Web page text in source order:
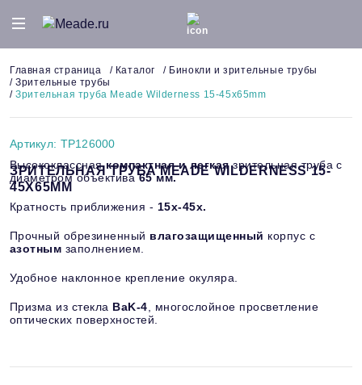
Главная страница / Каталог / Бинокли и зрительные трубы
/Зрительные трубы
/Зрительная труба Meade Wilderness 15-45x65mm
Артикул: TP126000
ЗРИТЕЛЬНАЯ ТРУБА MEADE WILDERNESS 15-
45X65MM
Высококласснаякомпактная и легкаязрительная труба с
диаметром объектива65 мм.
Кратность приближения - 15х-45х.
Прочный обрезиненный влагозащищенный корпус с
азотным заполнением.
Удобное наклонное крепление окуляра.
Призма из стекла BaK-4 , многослойное просветление
оптических поверхностей.